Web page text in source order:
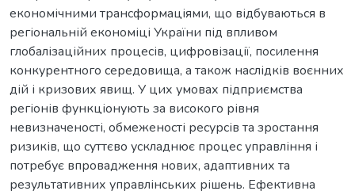
економічними трансформаціями, що відбуваються в
регіональній економіці України під впливом
глобалізаційних процесів, цифровізації, посилення
конкурентного середовища, а також наслідків воєнних
дій і кризових явищ. У цих умовах підприємства
регіонів функціонують за високого рівня
невизначеності, обмеженості ресурсів та зростання
ризиків, що суттєво ускладнює процес управління і
потребує впровадження нових, адаптивних та
результативних управлінських рішень. Ефективна